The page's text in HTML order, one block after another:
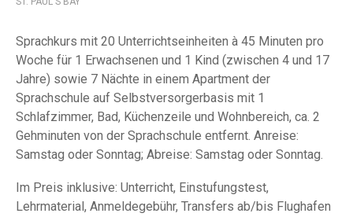
Sprachkurs mit 20 Unterrichtseinheiten à 45 Minuten pro
Woche für 1 Erwachsenen und 1 Kind (zwischen 4 und 17
Jahre) sowie 7 Nächte in einem Apartment der
Sprachschule auf Selbstversorgerbasis mit 1
Schlafzimmer, Bad, Küchenzeile und Wohnbereich, ca. 2
Gehminuten von der Sprachschule entfernt. Anreise:
Samstag oder Sonntag; Abreise: Samstag oder Sonntag.
Im Preis inklusive: Unterricht, Einstufungstest,
Lehrmaterial, Anmeldegebühr, Transfers ab/bis Flughafen